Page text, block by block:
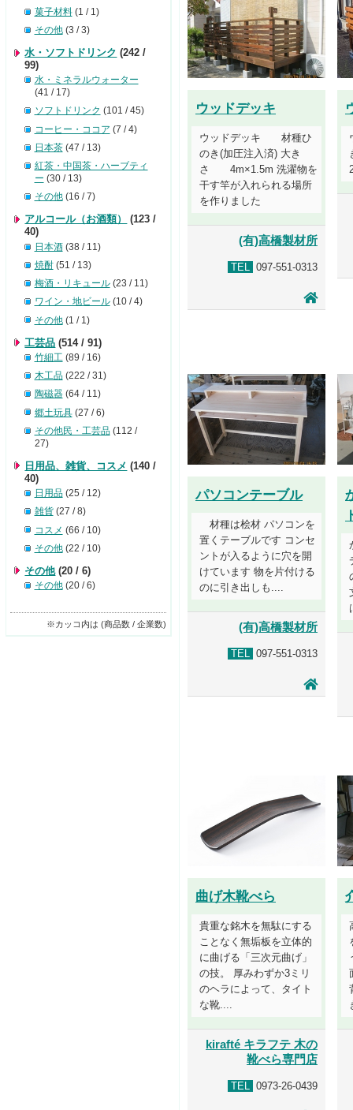
ウッドデッキ
ウッドデッキ 材種ひ
のき(加圧注入済) 大き
さ 4m×1.5m 洗濯物を
干す竿が入れられる場所
を作りました
(有)高橋製材所
TEL 097-551-0313
パソコンテーブル
材種は桧材 パソコンを
置くテーブルです コンセ
ントが入るように穴を開
けています 物を片付ける
のに引き出しも....
(有)高橋製材所
TEL 097-551-0313
曲げ木靴べら
貴重な銘木を無駄にする
ことなく無垢板を立体的
に曲げる「三次元曲げ」
の技。 厚みわずか3ミリ
のヘラによって、タイト
な靴....
kirafté キラフテ 木の
靴べら専門店
TEL 0973-26-0439
菓子材料(1 / 1)
その他(3 / 3)
水・ソフトドリンク (242 /
99)
水・ミネラルウォーター
(41 / 17)
ソフトドリンク (101 / 45)
コーヒー・ココア (7 / 4)
日本茶(47 / 13)
紅茶・中国茶・ハーブティ
ー (30 / 13)
その他(16 / 7)
アルコール（お酒類）
(123 /
40)
日本酒(38 / 11)
焼酎(51 / 13)
梅酒・リキュール(23 / 11)
ワイン・地ビール(10 / 4)
その他(1 / 1)
工芸品 (514 / 91)
竹細工(89 / 16)
木工品(222 / 31)
陶磁器(64 / 11)
郷土玩具(27 / 6)
その他民・工芸品(112 /
27)
日用品、雑貨、コスメ (140 /
40)
日用品(25 / 12)
雑貨(27 / 8)
コスメ (66 / 10)
その他(22 / 10)
その他(20 / 6)
その他(20 / 6)
※カッコ内は (商品数 / 企業数)